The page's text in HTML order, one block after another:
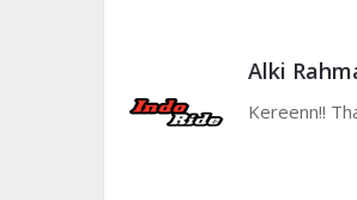
Alki
Kereenn!!